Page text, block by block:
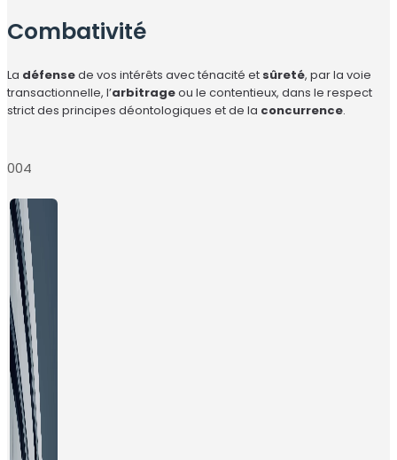
Combativité
La défensede vos intérêts avec ténacité et sûreté, par la voie
transactionnelle, l’arbitrageou le contentieux, dans le respect
strict des principes déontologiques et de la concurrence.
004